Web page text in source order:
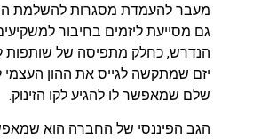
מעבר להעמדת מסגרות להשלמת
גם מסייעת ליזמים בחיבור
הנדרש, כחלק מתפיסה של שותפות
יזם שמתקשה לגייס את ההון
שלם שמאפשר לו להגיע לקו הזינוק.
הגב הפיננסי של החברה הוא